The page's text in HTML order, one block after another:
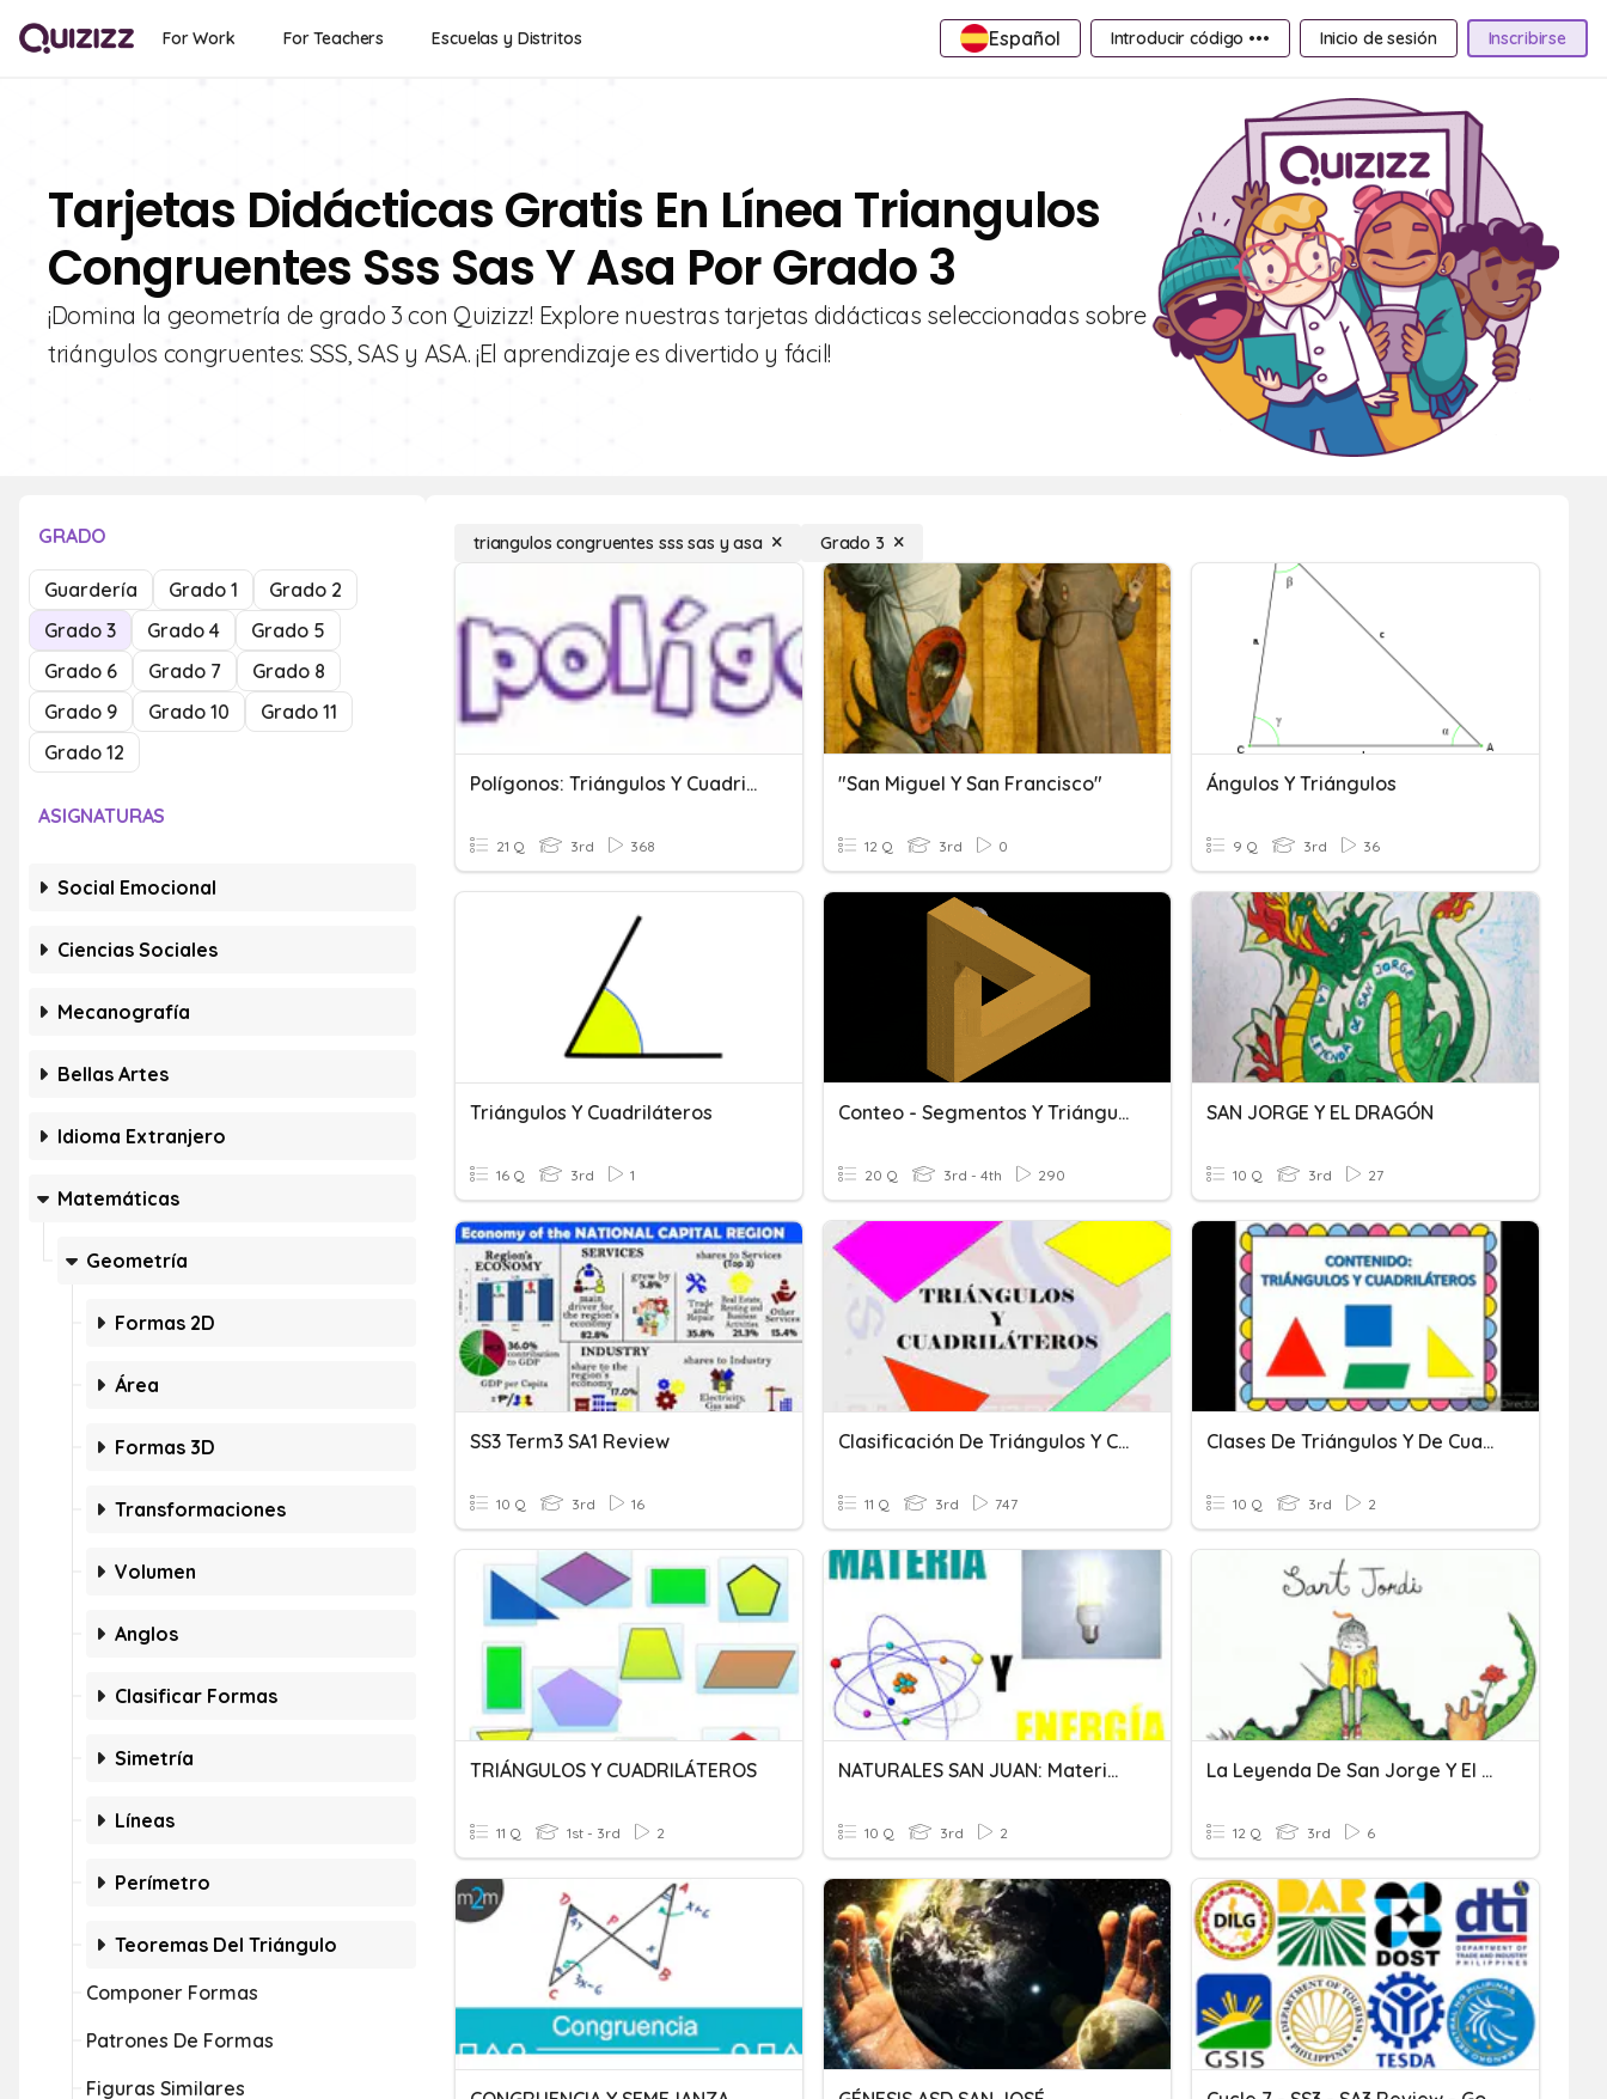
For Work For Teachers Escuelas y Distritos Español Introducir código ••• Inicio de sesión Inscribirse
Tarjetas Didácticas Gratis En Línea Triangulos
Congruentes Sss Sas Y Asa Por Grado 3
¡Domina la geometría de grado 3 con Quizizz! Explore nuestras tarjetas didácticas seleccionadas sobre
triángulos congruentes: SSS, SAS y ASA. ¡El aprendizaje es divertido y fácil!
GRADO
Guardería Grado 1
Grado 2
Grado 3
Grado 4
Grado 5
Grado 6
Grado 7
Grado 8
Grado 9
Grado 10
Grado 11
Grado 12
ASIGNATURAS
Social Emocional
Ciencias Sociales
Mecanografía
Bellas Artes
Idioma Extranjero
Matemáticas
Geometría
Formas 2D
Área
Formas 3D
Transformaciones
Volumen
Anglos
Clasificar Formas
Simetría
Líneas
Perímetro
Teoremas Del Triángulo
Componer Formas
Patrones De Formas
Figuras Similares
triangulos congruentes sss sas y asa Grado 3
Polígonos: Triángulos Y Cuadriláteros
21 Q 3rd 368
"San Miguel Y San Francisco"
12 Q 3rd 0
Ángulos Y Triángulos
9 Q 3rd 36
Triángulos Y Cuadriláteros
16 Q 3rd 1
Conteo - Segmentos Y Triángulos
20 Q 3rd - 4th 290
SAN JORGE Y EL DRAGÓN
10 Q 3rd 27
SS3 Term3 SA1 Review
10 Q 3rd 16
Clasificación De Triángulos Y Cuadriláteros
11 Q 3rd 747
Clases De Triángulos Y De Cuadriláteros
10 Q 3rd 2
TRIÁNGULOS Y CUADRILÁTEROS
11 Q 1st - 3rd 2
NATURALES SAN JUAN: Materia Y Energía
10 Q 3rd 2
La Leyenda De San Jorge Y El Dragón
12 Q 3rd 6